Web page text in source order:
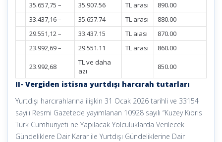
35.657,75 –
35.907.56 TL arası
890.00
33.437,16 –
35.657.74 TL arası
880.00
29.551,12 –
33.437.15 TL aıası
870.00
23.992,69 –
29.551.11 TL arası 860.00
23.992,68
TL ve daha
azı
850.00
II- Vergiden istisna yurtdışı harcırah tutarları
Yurtdışı harcırahlarına ilişkin 31 Ocak 2026 tarihli ve 33154
sayılı Resmi Gazetede yayımlanan 10928 sayılı “Kuzey Kıbrıs
Türk Cumhuriyeti ne Yapılacak Yolculuklarda Verilecek
Gündeliklere Dair Karar ile Yurtdışı Gündeliklerine Dair